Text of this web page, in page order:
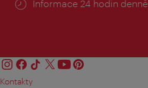
Informace 24 hodin denně
Kontakty